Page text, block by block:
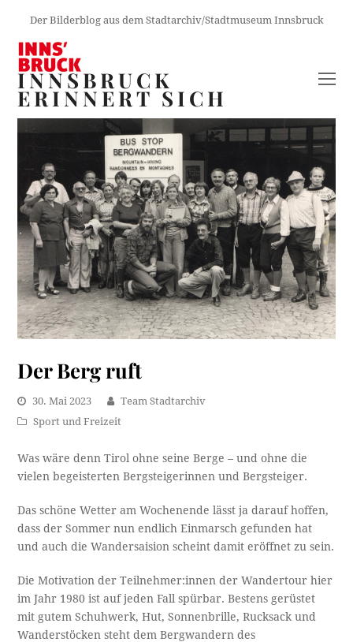
Der Bilderblog aus dem Stadtarchiv/Stadtmuseum Innsbruck
INNSBRUCK
ERINNERT SICH
Der Berg ruft
30. Mai 2023
Team Stadtarchiv
Sport und Freizeit
Was wäre denn Tirol ohne seine Berge – und ohne die
vielen begeisterten Bergsteigerinnen und Bergsteiger.
Das schöne Wetter am Wochenende lässt ja darauf hoffen,
dass der Sommer nun endlich Einmarsch gefunden hat
und auch die Wandersaision scheint damit eröffnet zu sein.
Die Motivation der Teilnehmer:innen der Wandertour hier
im Jahr 1980 ist auf jeden Fall spürbar. Bestens gerüstet
mit gutem Schuhwerk, Hut, Sonnenbrille, Rucksack und
Wanderstöcken steht dem Bergwandern des